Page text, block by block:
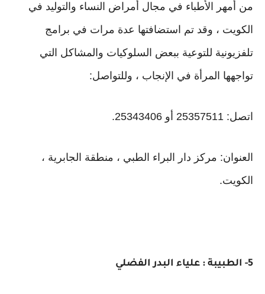
من أمهر الأطباء في مجال أمراض النساء والتوليد في
الكويت ، وقد تم استضافتها عدة مرات في برامج
تلفزيونية للتوعية ببعض السلوكيات والمشاكل التي
تواجهها المرأة في الإنجاب ، وللتواصل:
اتصل: 25357511 أو 25343406.
العنوان: مركز دار البراء الطبي ، منطقة الجابرية ،
الكويت.
5- الطبيبة : علياء البدر الفضلي